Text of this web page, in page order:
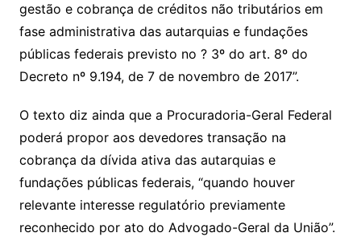
gestão e cobrança de créditos não tributários em
fase administrativa das autarquias e fundações
públicas federais previsto no ? 3º do art. 8º do
Decreto nº 9.194, de 7 de novembro de 2017”.
O texto diz ainda que a Procuradoria-Geral Federal
poderá propor aos devedores transação na
cobrança da dívida ativa das autarquias e
fundações públicas federais, “quando houver
relevante interesse regulatório previamente
reconhecido por ato do Advogado-Geral da União”.